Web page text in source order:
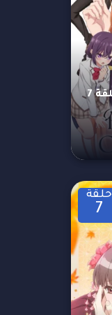
انمي Saijo no Osewa الحلقة 7
حلقة
7